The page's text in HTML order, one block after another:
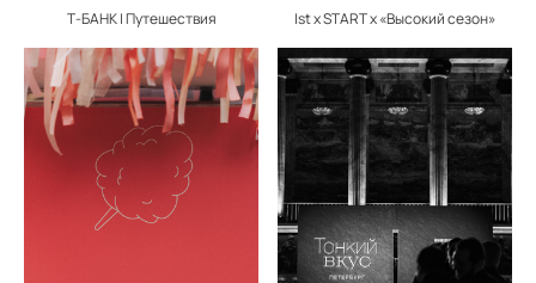
Т-БАНК | Путешествия Ist x START x «Высокий сезон»